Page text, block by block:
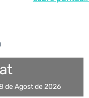
de Agost de 2026